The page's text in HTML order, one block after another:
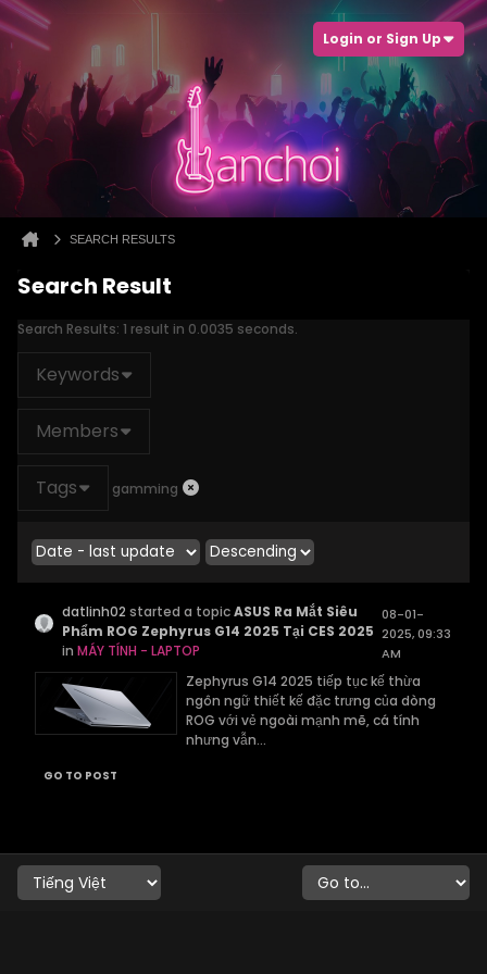
Login or Sign Up
SEARCH RESULTS
Search Result
Search Results: 1 result in 0.0035 seconds.
Keywords
Members
Tags gamming
datlinh02 started a topicASUS Ra Mắt Siêu
Phẩm ROG Zephyrus G14 2025 Tại CES 2025
in MÁY TÍNH - LAPTOP
08-01-
2025, 09:33
AM
Zephyrus G14 2025 tiếp tục kế thừa
ngôn ngữ thiết kế đặc trưng của dòng
ROG với vẻ ngoài mạnh mẽ, cá tính
nhưng vẫn...
GO TO POST